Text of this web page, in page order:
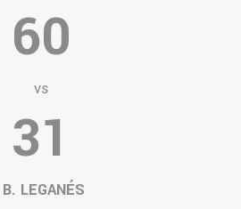
60
vs
31
B. LEGANÉS